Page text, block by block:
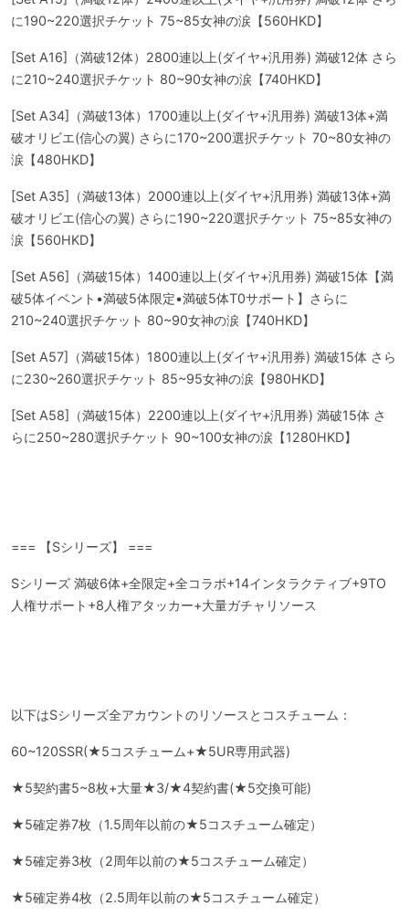
に190~220選択チケット 75~85女神の涙【560HKD】
[Set A16]（満破12体）2800連以上(ダイヤ+汎用券) 満破12体 さら
に210~240選択チケット 80~90女神の涙【740HKD】
[Set A34]（満破13体）1700連以上(ダイヤ+汎用券) 満破13体+満
破オリビエ(信心の翼) さらに170~200選択チケット 70~80女神の
涙【480HKD】
[Set A35]（満破13体）2000連以上(ダイヤ+汎用券) 満破13体+満
破オリビエ(信心の翼) さらに190~220選択チケット 75~85女神の
涙【560HKD】
[Set A56]（満破15体）1400連以上(ダイヤ+汎用券) 満破15体【満
破5体イベント•満破5体限定•満破5体T0サポート】さらに
210~240選択チケット 80~90女神の涙【740HKD】
[Set A57]（満破15体）1800連以上(ダイヤ+汎用券) 満破15体 さら
に230~260選択チケット 85~95女神の涙【980HKD】
[Set A58]（満破15体）2200連以上(ダイヤ+汎用券) 満破15体 さ
らに250~280選択チケット 90~100女神の涙【1280HKD】
=== 【Sシリーズ】 ===
Sシリーズ 満破6体+全限定+全コラボ+14インタラクティブ+9TO
人権サポート+8人権アタッカー+大量ガチャリソース
以下はSシリーズ全アカウントのリソースとコスチューム：
60~120SSR(★5コスチューム+★5UR専用武器)
★5契約書5~8枚+大量★3/★4契約書(★5交換可能)
★5確定券7枚（1.5周年以前の★5コスチューム確定）
★5確定券3枚（2周年以前の★5コスチューム確定）
★5確定券4枚（2.5周年以前の★5コスチューム確定）